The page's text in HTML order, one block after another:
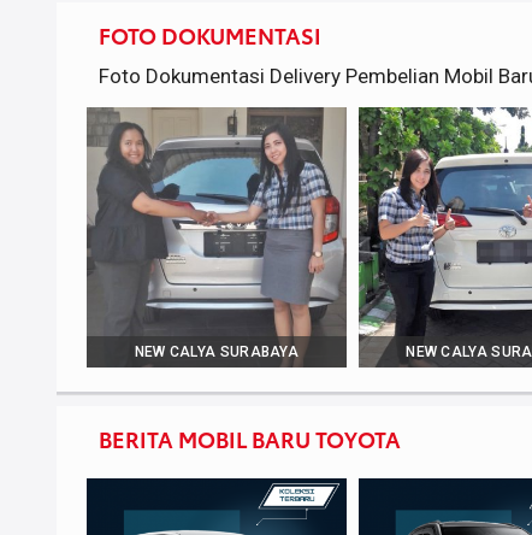
FOTO DOKUMENTASI
Foto Dokumentasi Delivery Pembelian Mobil
NEW CALYA SURABAYA NEW CALYA
BERITA MOBIL BARU TOYOTA